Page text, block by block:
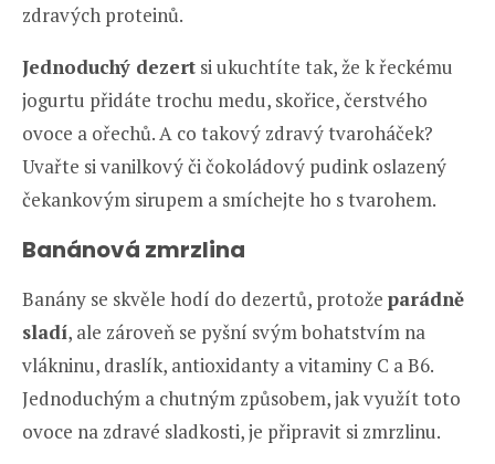
zdravých proteinů.
Jednoduchý dezert si ukuchtíte tak, že k řeckému
jogurtu přidáte trochu medu, skořice, čerstvého
ovoce a ořechů. A co takový zdravý tvaroháček?
Uvařte si vanilkový či čokoládový pudink oslazený
čekankovým sirupem a smíchejte ho s tvarohem.
Banánová zmrzlina
Banány se skvěle hodí do dezertů, protože parádně
sladí, ale zároveň se pyšní svým bohatstvím na
vlákninu, draslík, antioxidanty a vitaminy C a B6.
Jednoduchým a chutným způsobem, jak využít toto
ovoce na zdravé sladkosti, je připravit si zmrzlinu.